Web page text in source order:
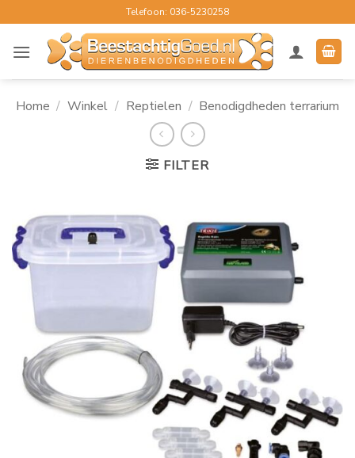
naar
inhoud
Telefoon: 036-5230258
Home / Winkel / Reptielen / Benodigdheden terrarium
FILTER